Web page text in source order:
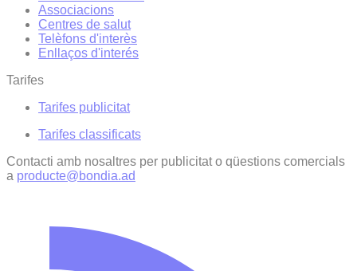
Associacions
Centres de salut
Telèfons d'interès
Enllaços d'interés
Tarifes
Tarifes publicitat
Tarifes classificats
Contacti amb nosaltres per publicitat o qüestions comercials
a producte@bondia.ad